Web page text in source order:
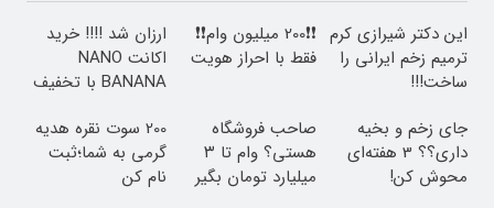
این دکتر شیرازی کرم
ترمیم زخم ایرانی را
ساخت!!!
❗❗200 میلیون وام❗❗
فقط با احراز هویت
ارزان شد !!!! خرید
اکانت NANO
BANANA با تخفیف
جای زخم و بخیه
داری؟؟ 3 هفته‌ای
محوش کن!
صاحب فروشگاه
هستی؟ وام تا ۳
میلیارد تومان بگیر
200 سوت نقره هدیه
گرمی به شما؛ثبت
نام کن